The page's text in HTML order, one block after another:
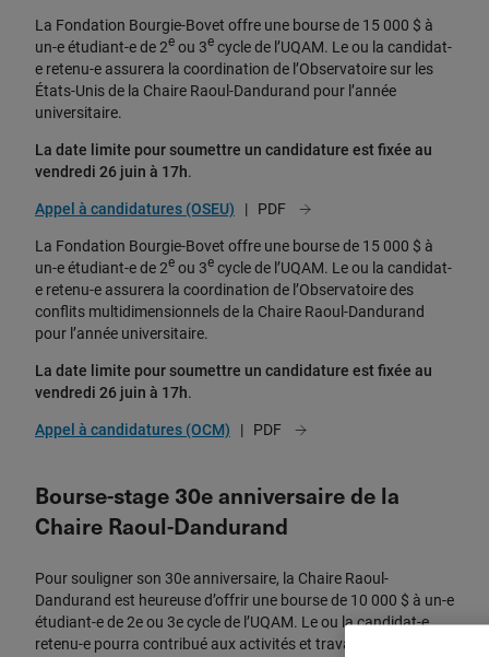
La Fondation Bourgie-Bovet offre une bourse de 15 000 $ à
un-e étudiant-e de 2e ou 3e cycle de l’UQAM. Le ou la candidat-
e retenu-e assurera la coordination de l’Observatoire sur les
États-Unis de la Chaire Raoul-Dandurand pour l’année
universitaire.
La date limite pour soumettre un candidature est fixée au
vendredi 26 juin à 17h.
Appel à candidatures (OSEU)
La Fondation Bourgie-Bovet offre une bourse de 15 000 $ à
un-e étudiant-e de 2e ou 3e cycle de l’UQAM. Le ou la candidat-
e retenu-e assurera la coordination de l’Observatoire des
conflits multidimensionnels de la Chaire Raoul-Dandurand
pour l’année universitaire.
La date limite pour soumettre un candidature est fixée au
vendredi 26 juin à 17h.
Appel à candidatures (OCM)
Bourse-stage 30e anniversaire de la
Chaire Raoul-Dandurand
Pour souligner son 30e anniversaire, la Chaire Raoul-
Dandurand est heureuse d’offrir une bourse de 10 000 $ à un-e
étudiant-e de 2e ou 3e cycle de l’UQAM. Le ou la candidat-e
retenu-e pourra contribué aux activités et travaux de la Chaire.